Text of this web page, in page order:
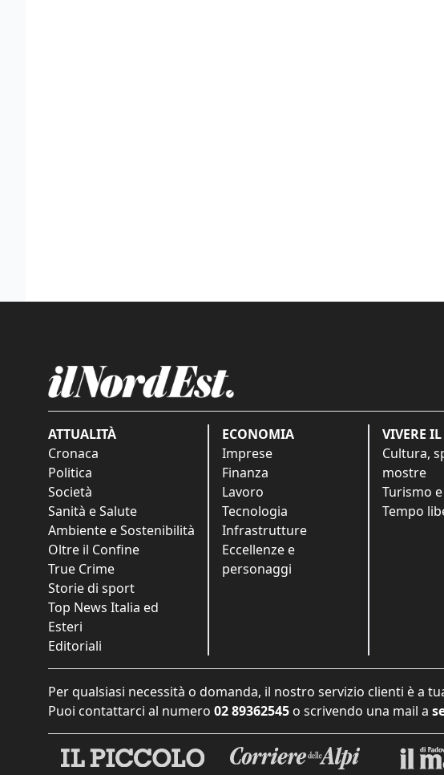
ATTUALITÀ
Cronaca
Politica
Società
Sanità e Salute
Ambiente e Sostenibilità
Oltre il Confine
True Crime
Storie di sport
Top News Italia ed
Esteri
Editoriali
ECONOMIA
Imprese
Finanza
Lavoro
Tecnologia
Infrastrutture
Eccellenze e
personaggi
VIVERE
Cultura,
mostre
Turismo
Tempo
Per qualsiasi necessità o domanda, il nostro servizio clienti è a
Puoi contattarci al numero 02 89362545 o scrivendo una mail a